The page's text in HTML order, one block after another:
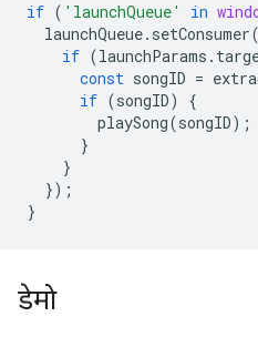
if ( 'launchQueue' in
launchQueue. setConsumer
if (launchParams .
const songID =
if (songID)
{
playSong(songID);
}
}
});
}
डेमो